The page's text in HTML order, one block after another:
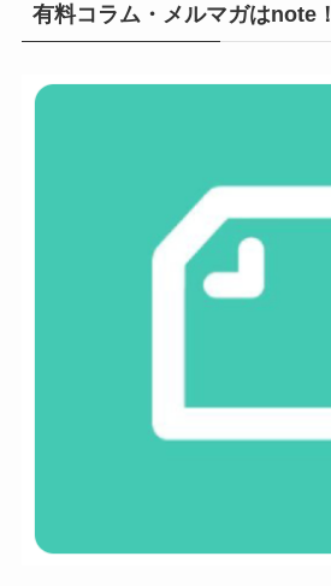
有料コラム・メルマガはnote！